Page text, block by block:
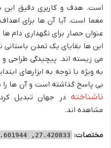
است. هدف و کاربری دقیق این
معما است. آیا آن ها برای
عنوان حصار برای نگهداری دام
این ها بقایای یک تمدن
می زیسته اند. پیچیدگی طراحی
به ویژه با توجه به ابزارهای
بی پاسخ گذاشته است و آن ها را
ناشناخته در جهان تبدیل
مشاهده اند.
مختصات: 27.420833, 38.601944